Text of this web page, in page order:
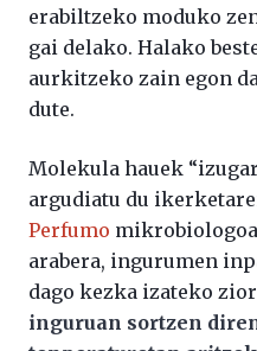
erabiltzeko moduko
gai delako. Halako
aurkitzeko zain egon
dute.
Molekula hauek
argudiatu du
Perfumo
arabera, ingurumen
dago kezka izateko
inguruan sortzen